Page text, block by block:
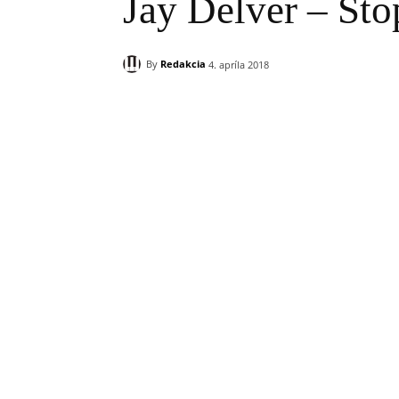
Jay Delver –
By Redakcia 4. apríla 2018